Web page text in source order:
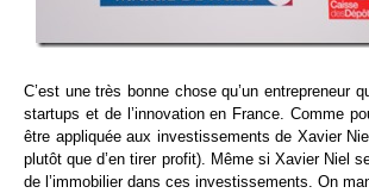
C’est une très bonne chose qu’un entrepreneur
startups et de l’innovation en France. Comme
être appliquée aux investissements de Xavier
plutôt que d’en tirer profit). Même si Xavier Niel
de l’immobilier dans ces investissements. On